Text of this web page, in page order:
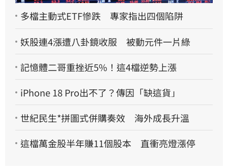
多檔主動式ETF慘跌 專家指出四個陷阱
妖股連4漲遭八卦鏡收服 被動元件一片綠
記憶體二哥重挫近5%！這4檔逆勢上漲
iPhone 18 Pro出不了？傳因「缺這貨」
世紀民生*拼圖式併購奏效 海外成長升溫
這檔萬金股半年賺11個股本 直衝亮燈漲停